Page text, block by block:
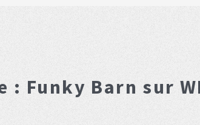
: Funky Barn sur